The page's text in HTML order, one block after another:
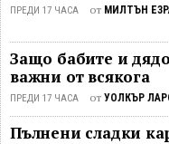
ПРЕДИ 17 ЧАСА от МИЛТЪН
Защо бабите и
важни от всякога
ПРЕДИ 17 ЧАСА от УОЛКЪР
Пълнени сладки